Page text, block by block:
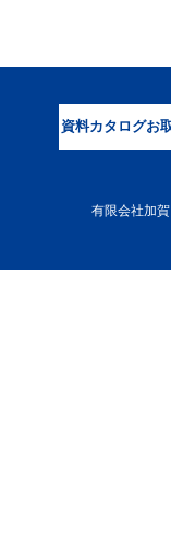
資料カタログお
有限会社加